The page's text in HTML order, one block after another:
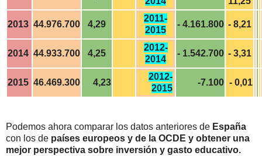
2013 44.976.700 4,29
2011-
2015
- 4.161.800 - 8,21
2014 44.933.700 4,25
2012-
2014
- 1.542.700 - 3,31
2015 46.469.300 4,23
2012-
2015
-7.100 - 0,01
Podemos ahora comparar los datos anteriores de España
con los de países europeos y de la OCDE y obtener una
mejor perspectiva sobre inversión y gasto educativo.